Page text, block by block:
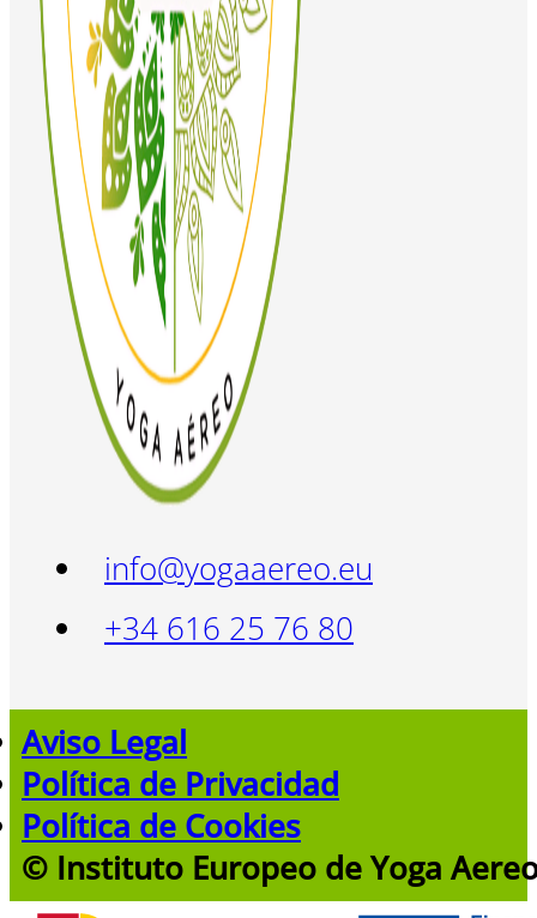
info@yogaaereo.eu
+34 616 25 76 80
Aviso Legal
Política de Privacidad
Política de Cookies
© Instituto Europeo de Yoga